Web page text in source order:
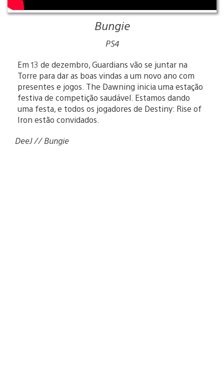
Bungie
PS4
Em 13 de dezembro, Guardians vão se juntar na
Torre para dar as boas vindas a um novo ano com
presentes e jogos. The Dawning inicia uma estação
festiva de competição saudável. Estamos dando
uma festa, e todos os jogadores de Destiny: Rise of
Iron estão convidados.
DeeJ // Bungie